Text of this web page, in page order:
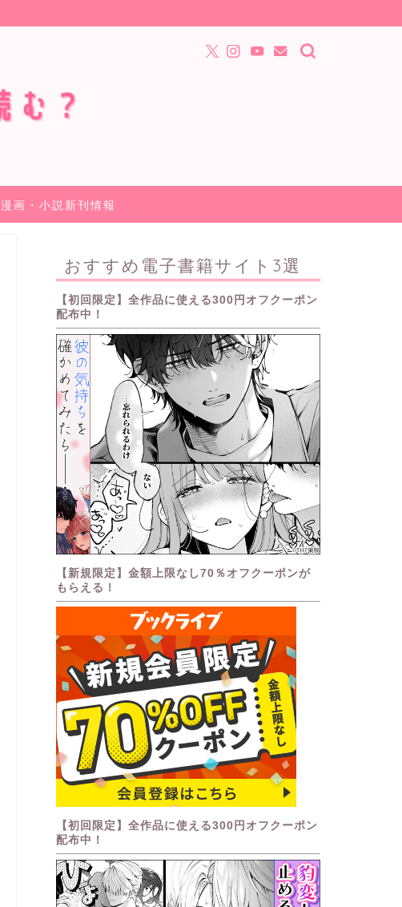
漫画・小説新刊情報
おすすめ電子書籍サイト3選
【初回限定】全作品に使える300円オフクーポン
配布中！
【新規限定】金額上限なし70％オフクーポンが
もらえる！
【初回限定】全作品に使える300円オフクーポン
配布中！